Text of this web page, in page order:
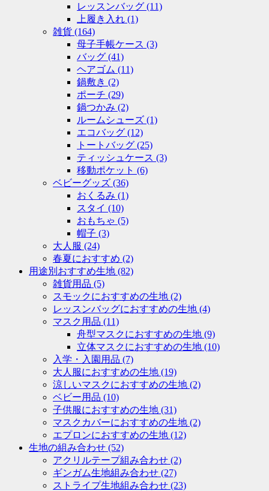
レッスンバッグ (11)
上履き入れ (1)
雑貨 (164)
母子手帳ケース (3)
バッグ (41)
ヘアゴム (11)
鍋敷き (2)
ポーチ (29)
鍋つかみ (2)
ルームシューズ (1)
エコバッグ (12)
トートバッグ (25)
ティッシュケース (3)
移動ポケット (6)
ベビーグッズ (36)
おくるみ (1)
スタイ (10)
おもちゃ (5)
帽子 (3)
大人服 (24)
春夏におすすめ (2)
用途別おすすめ生地 (82)
雑貨用品 (5)
スモックにおすすめの生地 (2)
レッスンバッグにおすすめの生地 (4)
マスク用品 (11)
舟型マスクにおすすめの生地 (9)
立体マスクにおすすめの生地 (10)
入学・入園用品 (7)
大人服におすすめの生地 (19)
涼しいマスクにおすすめの生地 (2)
ベビー用品 (10)
子供服におすすめの生地 (31)
マスクカバーにおすすめの生地 (2)
エプロンにおすすめの生地 (12)
生地の組み合わせ (52)
アクリルテープ組み合わせ (2)
ギンガム生地組み合わせ (27)
ストライプ生地組み合わせ (23)